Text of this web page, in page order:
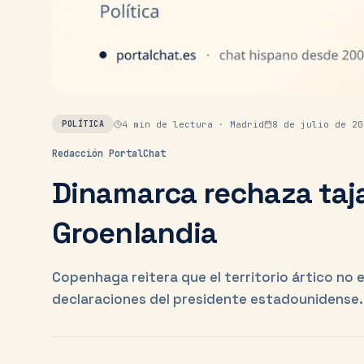
POLÍTICA 4 min de lectura · Madrid 8 de julio de
Redacción PortalChat
Dinamarca rechaza
Groenlandia
Copenhaga reitera que el territorio ártico no
declaraciones del presidente estadounidense.